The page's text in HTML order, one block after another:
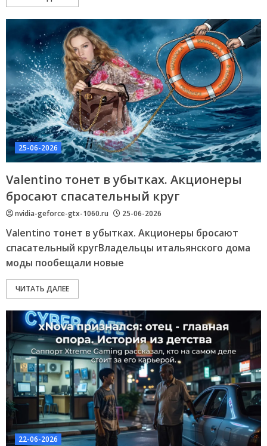
25-06-2026
Valentino тонет в убытках. Акционеры
бросают спасательный круг
nvidia-geforce-gtx-1060.ru 25-06-2026
Valentino тонет в убытках. Акционеры бросают
спасательный кругВладельцы итальянского дома
моды пообещали новые
ЧИТАТЬ ДАЛЕЕ
22-06-2026